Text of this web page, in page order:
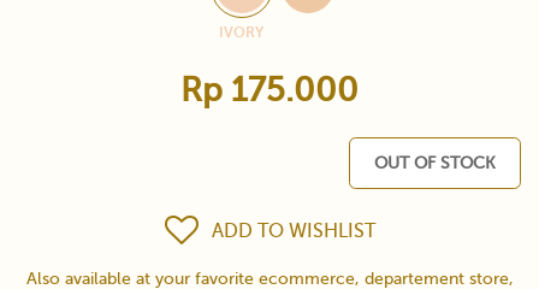
IVORY
Rp 175.000
OUT OF STOCK
ADD TO WISHLIST
Also available at your favorite ecommerce, departement store,